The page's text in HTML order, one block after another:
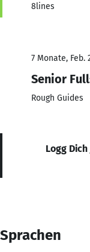
8lines
7 Monate, Feb.
Senior
Rough Guides
Logg
Sprachen